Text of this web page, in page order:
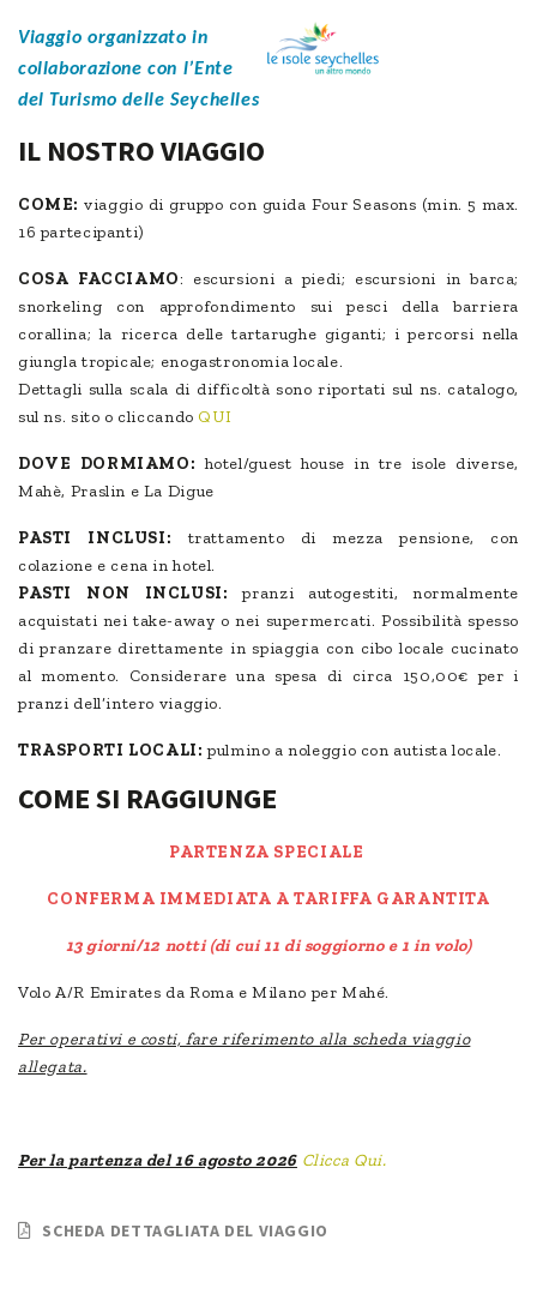
Viaggio organizzato in
collaborazione con l’Ente
del Turismo delle Seychelles
IL NOSTRO VIAGGIO
COME: viaggio di gruppo con guida Four Seasons (min. 5 max.
16 partecipanti)
COSA FACCIAMO: escursioni a piedi; escursioni in barca;
snorkeling con approfondimento sui pesci della barriera
corallina; la ricerca delle tartarughe giganti; i percorsi nella
giungla tropicale; enogastronomia locale.
Dettagli sulla scala di difficoltà sono riportati sul ns. catalogo,
sul ns. sito o cliccando QUI
DOVE DORMIAMO: hotel/guest house in tre isole diverse,
Mahè, Praslin e La Digue
PASTI INCLUSI: trattamento di mezza pensione, con
colazione e cena in hotel.
PASTI NON INCLUSI: pranzi autogestiti, normalmente
acquistati nei take-away o nei supermercati. Possibilità spesso
di pranzare direttamente in spiaggia con cibo locale cucinato
al momento. Considerare una spesa di circa 150,00€ per i
pranzi dell’intero viaggio.
TRASPORTI LOCALI: pulmino a noleggio con autista locale.
COME SI RAGGIUNGE
PARTENZA SPECIALE
CONFERMA IMMEDIATA A TARIFFA GARANTITA
13 giorni/12 notti (di cui 11 di soggiorno e 1 in volo)
Volo A/R Emirates da Roma e Milano per Mahé.
Per operativi e costi, fare riferimento alla scheda viaggio
allegata.
Per la partenza del 16 agosto 2026 Clicca Qui.
SCHEDA DETTAGLIATA DEL VIAGGIO